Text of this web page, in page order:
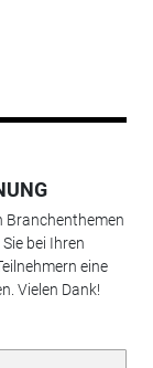
Branchenthemen
bei Ihren
eine
Vielen Dank!